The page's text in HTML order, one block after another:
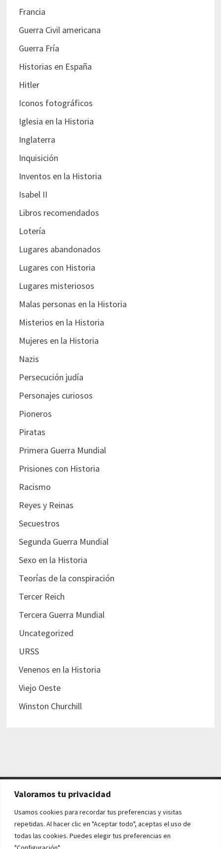
Valoramos tu privacidad
Usamos cookies para recordar tus preferencias y visitas
repetidas. Al hacer clic en "Aceptar todo", aceptas el uso de
todas las cookies. Puedes elegir tus preferencias en
Francia
Guerra Civil americana
Guerra Fría
Historias en España
Hitler
Iconos fotográficos
Iglesia en la Historia
Inglaterra
Inquisición
Inventos en la Historia
Isabel II
Libros recomendados
Lotería
Lugares abandonados
Lugares con Historia
Lugares misteriosos
Malas personas en la Historia
Misterios en la Historia
Mujeres en la Historia
Nazis
Persecución judía
Personajes curiosos
Pioneros
Piratas
Primera Guerra Mundial
Prisiones con Historia
Racismo
Reyes y Reinas
Secuestros
Segunda Guerra Mundial
Sexo en la Historia
Teorías de la conspiración
Tercer Reich
Tercera Guerra Mundial
Uncategorized
URSS
Venenos en la Historia
Viejo Oeste
Winston Churchill
AVISO LEGAL Y POLÍTICAS
Aviso legal